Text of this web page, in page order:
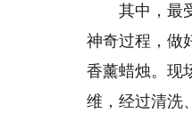
其中，最受
神奇过程，做
香薰蜡烛。现
维，经过清洗